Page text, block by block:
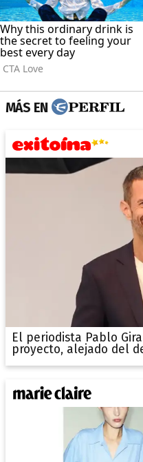
MÁS EN
El periodista Pablo
proyecto, alejado del